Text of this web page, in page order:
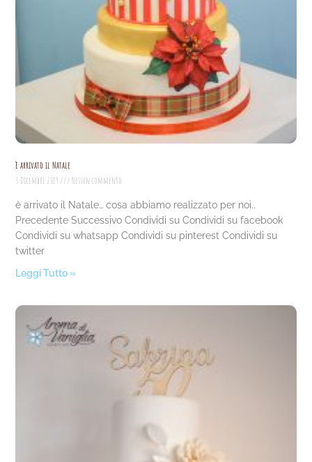
è arrivato il Natale
3 Dicembre 2019
Nessun commento
è arrivato il Natale… cosa abbiamo realizzato per noi..
Precedente Successivo Condividi su Condividi su facebook
Condividi su whatsapp Condividi su pinterest Condividi su
twitter
Leggi Tutto »